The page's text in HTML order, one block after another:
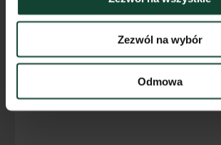
Zezwól na wybór
Odmowa